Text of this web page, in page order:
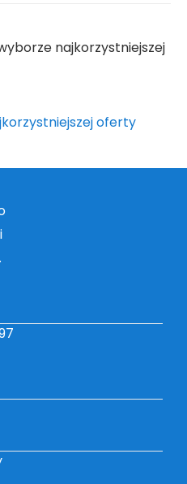
najkorzystniejszej
oferty